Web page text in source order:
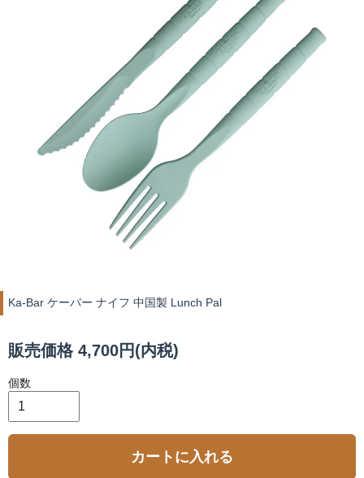
Ka-Bar ケーバー ナイフ 中国製 Lunch Pal
販売価格 4,700円(内税)
個数
カートに入れる